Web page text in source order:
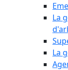
La
La